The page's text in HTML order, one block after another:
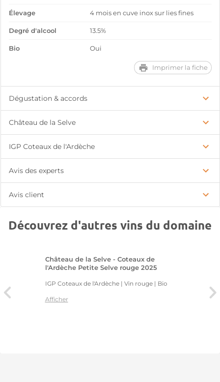
Élevage 4 mois en cuve inox sur lies fines
Degré d'alcool 13.5%
Bio Oui
Imprimer la fiche
Dégustation & accords
Château de la Selve
IGP Coteaux de l'Ardèche
Avis des experts
Avis client
Découvrez d'autres vins du domaine
Château de la Selve - Coteaux de
l'Ardèche Petite Selve rouge 2025
IGP Coteaux de l'Ardèche | Vin rouge| Bio
Afficher